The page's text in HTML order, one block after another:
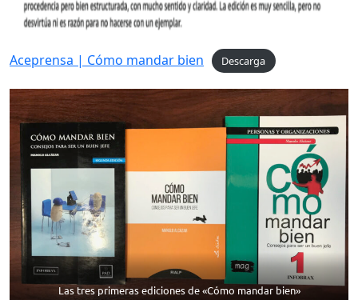
Aceprensa | Cómo mandar bien Descarga
Las tres primeras ediciones de «Cómo mandar bien»